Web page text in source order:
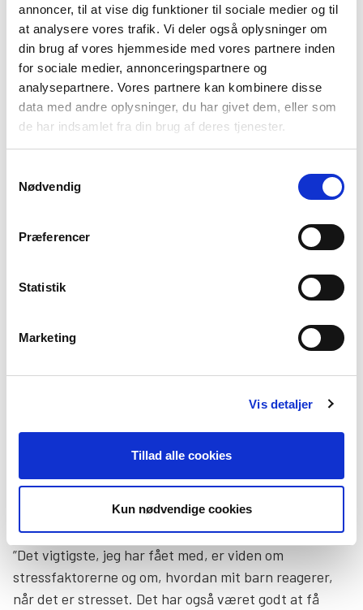
annoncer, til at vise dig funktioner til sociale medier og til
at analysere vores trafik. Vi deler også oplysninger om
din brug af vores hjemmeside med vores partnere inden
for sociale medier, annonceringspartnere og
analysepartnere. Vores partnere kan kombinere disse
data med andre oplysninger, du har givet dem, eller som
de har indsamlet fra din brug af deres tjenester.
Nødvendig
Præferencer
Statistik
Marketing
Vis detaljer
Tillad alle cookies
Kun nødvendige cookies
opdager det. Evalueringen af børnegrupper og
forældreundervisning peger på, at tidlig støtte og
trygge fællesskaber kan have stor forebyggende
betydning for både barnets trivsel og familiens
hverdag.
“Evalueringen peger på noget meget vigtigt: At tidlig
og handlemuligheder, før problemerne vokser sig
større. Vi ved, at børn, der vokser op med psykisk
sygdom i familien, selv har en øget risiko for at udvikle
psykisk sygdom senere i livet. Derfor er det særligt
positivt at se indsatser, der hjælper børnene tidligt og
samtidig styrker familiens fælles forståelse og
for det sociale område i Ole Kirk’s Fond.
Overordnet vurderer forældrene, at deltagelse i
påvirket deres familie i en positiv retning. Samtidig
har der gennem alle forløb være et minimalt frafald.
”Det vigtigste, jeg har fået med, er viden om
stressfaktorerne og om, hvordan mit barn reagerer,
når det er stresset. Det har også været godt at få